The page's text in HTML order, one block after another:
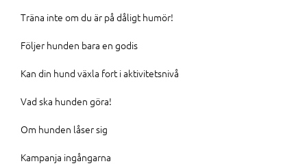
Träna inte om du är på dåligt humör!
Följer hunden bara en godis
Kan din hund växla fort i aktivitetsnivå
Vad ska hunden göra!
Om hunden låser sig
Kampanja ingångarna